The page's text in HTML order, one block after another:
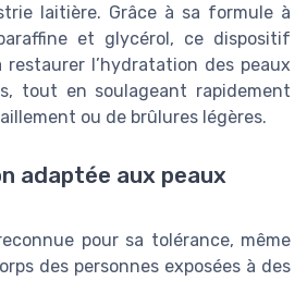
laitière. Grâce à sa formule à
et glycérol, ce dispositif
l’hydratation des peaux
tout en soulageant rapidement
ou de brûlures légères.
adaptée aux peaux
pour sa tolérance, même
des personnes exposées à des